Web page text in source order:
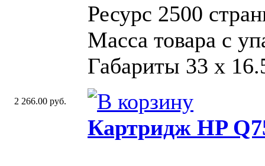
Ресурс 2500
Масса товара с
Габариты 33 x
2 266.00 руб.
Картридж HP